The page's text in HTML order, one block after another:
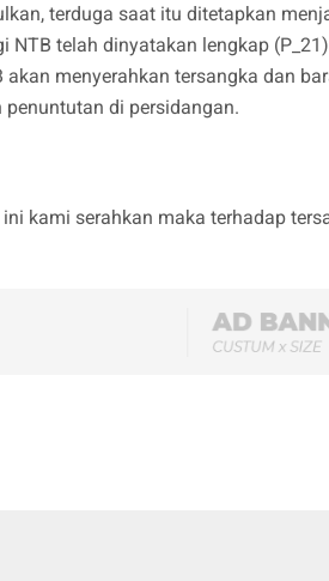
terduga saat itu ditetapkan
NTB telah dinyatakan lengkap
menyerahkan tersangka dan
di persidangan.
kami serahkan maka terhadap